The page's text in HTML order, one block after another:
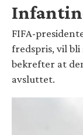
FIFA-
fredspris, vil bli
bekrefter at
avsluttet.